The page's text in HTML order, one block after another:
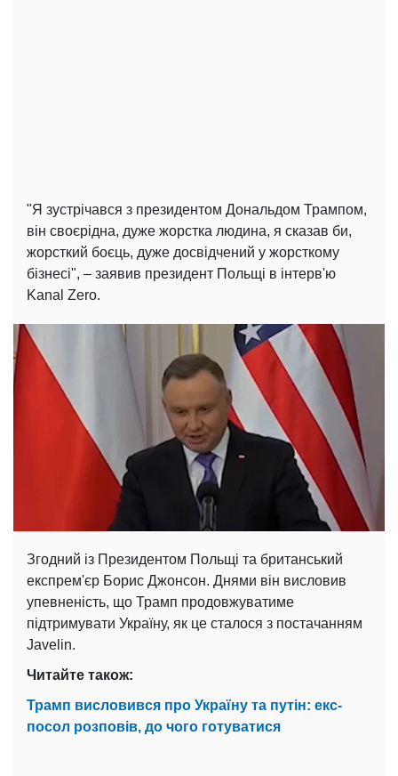
"Я зустрічався з президентом Дональдом Трампом,
він своєрідна, дуже жорстка людина, я сказав би,
жорсткий боєць, дуже досвідчений у жорсткому
бізнесі", – заявив президент Польщі в інтерв'ю
Kanal Zero.
Згодний із Президентом Польщі та британський
експрем'єр Борис Джонсон. Днями він висловив
упевненість, що Трамп продовжуватиме
підтримувати Україну, як це сталося з постачанням
Javelin.
Читайте також:
Трамп висловився про Україну та путін: екс-
посол розповів, до чого готуватися